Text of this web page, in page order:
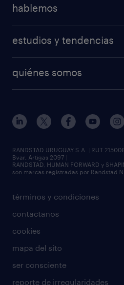
hablemos
estudios y tendencias
quiénes somos
términos y condiciones
contactanos
cookies
mapa del sito
ser consciente
reporte de irregularidades
RANDSTAD URUGUAY S.A. | RUT
Bvar. Artigas 2097 |
RANDSTAD, HUMAN FORWARD y
son marcas registradas por Randstad